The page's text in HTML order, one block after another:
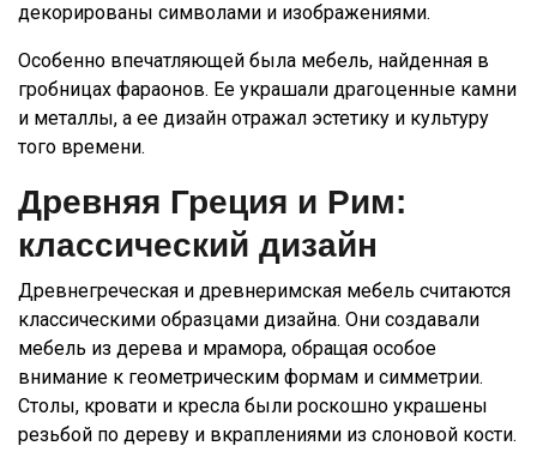
декорированы символами и изображениями.
Особенно впечатляющей была мебель, найденная в
гробницах фараонов. Ее украшали драгоценные камни
и металлы, а ее дизайн отражал эстетику и культуру
того времени.
Древняя Греция и Рим:
классический дизайн
Древнегреческая и древнеримская мебель считаются
классическими образцами дизайна. Они создавали
мебель из дерева и мрамора, обращая особое
внимание к геометрическим формам и симметрии.
Столы, кровати и кресла были роскошно украшены
резьбой по дереву и вкраплениями из слоновой кости.